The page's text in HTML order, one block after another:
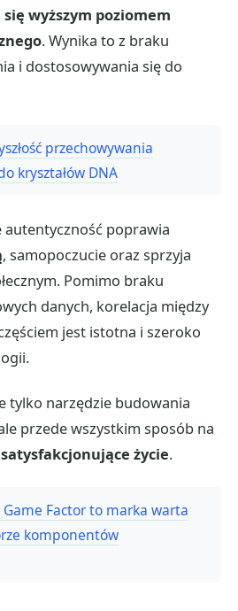
wyższym poziomem
. Wynika to z braku
i dostosowywania się do
przechowywania
kryształów DNA
autentyczność poprawia
, samopoczucie oraz sprzyja
Pomimo braku
danych, korelacja między
jest istotna i szeroko
tylko narzędzie budowania
przede wszystkim sposób na
życie.
Game Factor to marka warta
komponentów